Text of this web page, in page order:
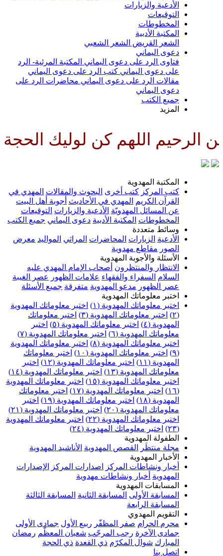
والزيارات
الأدبية
الشعر الشعبي
اليماني
الرد على دعوى اليماني المكتبة المرئية- الرد
دعوى اليماني كتب الرد على دعوى اليماني
الرد على دعوى اليماني محاضرات الرد على
كن لوليك الحجة بن الحسن
المهدوية
كتب أخرى البحوث والمقالات المهدي في
المهدي في الأحاديث أجوبة أهل البيت
المسائل المهدويّة الأدعية والزيارات التوقيعات
المكتبة الأدبية دعوى اليماني جميع الكتب
متعددة
الزيارات المحاضرات المراثي المواليد معرض
مقاطع مهدوية
والأجوبة المهدوية
والمنتظرون أصحاب الإمام المهدي عليه
السفراء والفقهاء علامات الظهور عصر الغيبة
مدعو المهدوية متفرقة جميع الأسئلة
معلوماتك المهدوية
معلوماتك المهدوية (١)
اختبر معلوماتك المهدوية
اختبر معلوماتك المهدوية (٣)
اختبر معلوماتك
اختبر معلوماتك المهدوية (٥)
اختبر
المهدوية (٦)
اختبر معلوماتك المهدوية (٧)
معلوماتك المهدوية (٨)
اختبر معلوماتك المهدوية
اختبر معلوماتك المهدوية (١٠)
اختبر معلوماتك
اختبر معلوماتك المهدوية (١٢)
اختبر
المهدوية (١٣)
اختبر معلوماتك المهدوية (١٤)
معلوماتك المهدوية (١٥)
اختبر معلوماتك المهدوية
اختبر معلوماتك المهدوية (١٧)
اختبر معلوماتك
اختبر معلوماتك المهدوية (١٩)
اختبر
المهدوية (٢٠)
اختبر معلوماتك المهدوية (٢١)
معلوماتك المهدوية (٢٢)
اختبر معلوماتك المهدوية
اختبر معلوماتك المهدوية (٢٤)
المهدوية
منتظَر
القصص المهدوية الأناشيد المهدوية
المهدوية
ونشاطات المركز اصدارات المركز الإصدارات
أخبار ونشاطات مهدوية
المهدوية
الأولى المسابقة الثانية المسابقة الثالثة
الرابعة
المهدوي
الحرام
صفر المظفّر ربيع الأول جمادى الأولى
رجب المرجّب شعبان المعظّم رمضان
شوال المكرّم ذي القعدة ذي الحجة